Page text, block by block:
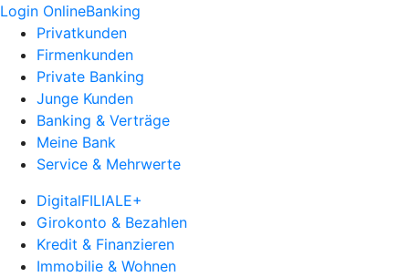
Login OnlineBanking
Privatkunden
Firmenkunden
Private Banking
Junge Kunden
Banking & Verträge
Meine Bank
Service & Mehrwerte
DigitalFILIALE+
Girokonto & Bezahlen
Kredit & Finanzieren
Immobilie & Wohnen